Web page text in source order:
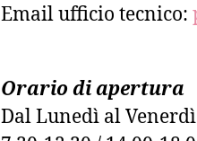
Email ufficio tecnico:
Orario di apertura
Dal Lunedì al Venerdì